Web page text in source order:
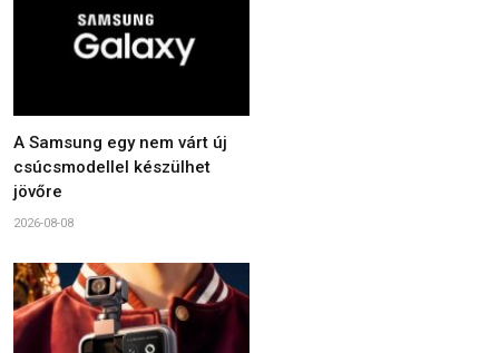
A Samsung egy nem várt új
csúcsmodellel készülhet
jövőre
2026-08-08